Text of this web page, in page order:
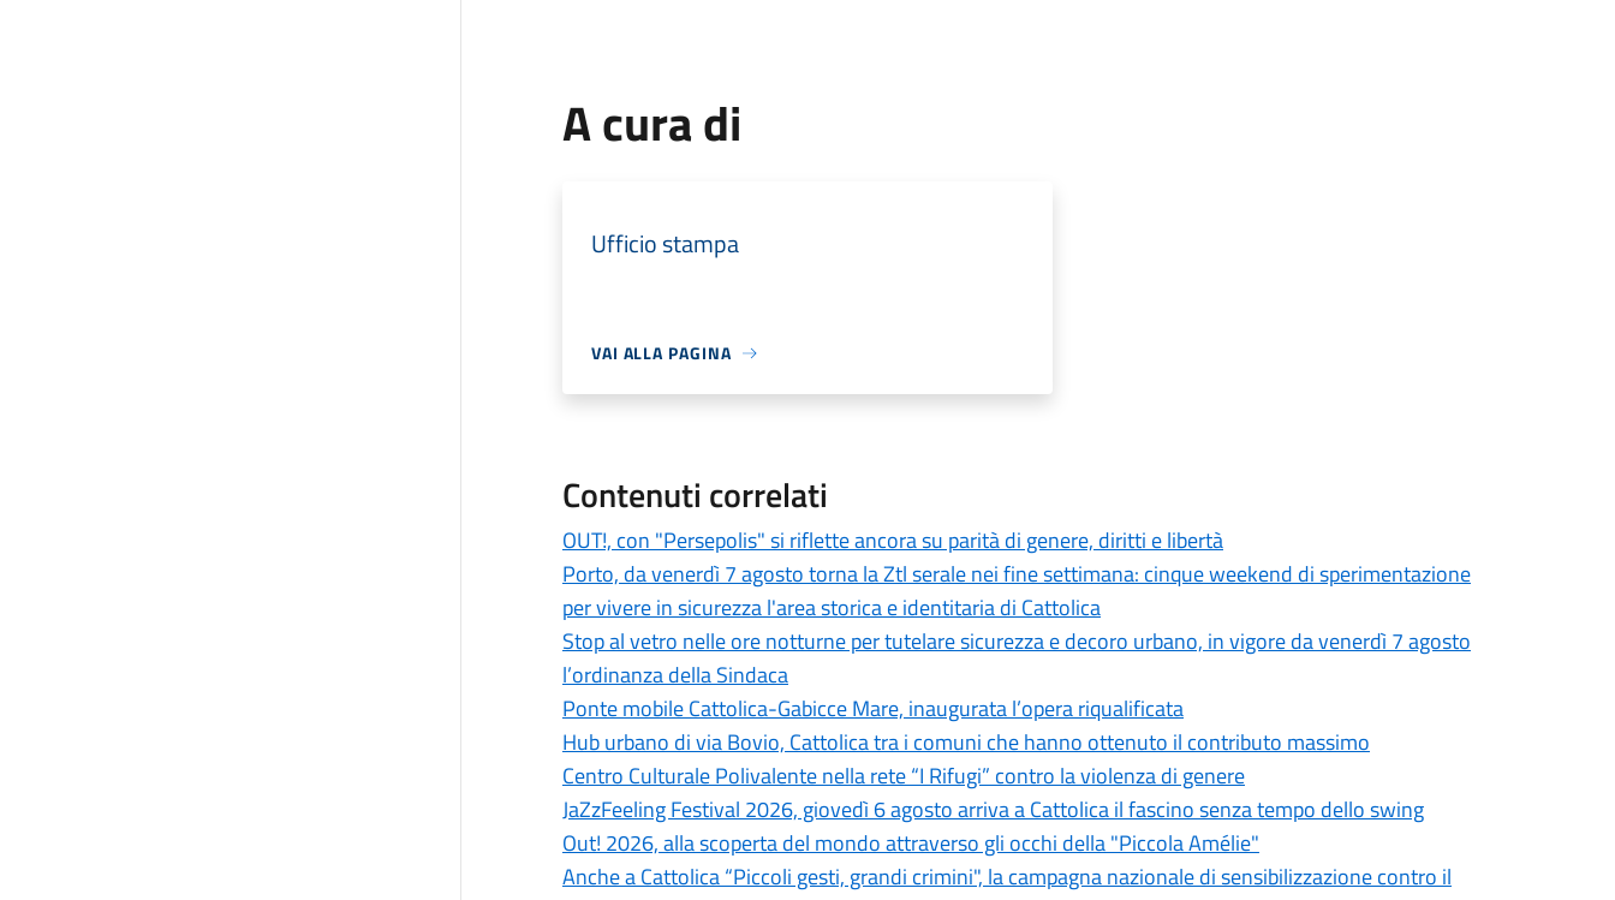
A cura di
Ufficio stampa
VAI ALLA PAGINA
Contenuti correlati
OUT!, con "Persepolis" si riflette ancora su parità di genere, diritti e libertà
Porto, da venerdì 7 agosto torna la Ztl serale nei fine settimana: cinque weekend di sperimentazione
per vivere in sicurezza l'area storica e identitaria di Cattolica
Stop al vetro nelle ore notturne per tutelare sicurezza e decoro urbano, in vigore da venerdì 7 agosto
l’ordinanza della Sindaca
Ponte mobile Cattolica-Gabicce Mare, inaugurata l’opera riqualificata
Hub urbano di via Bovio, Cattolica tra i comuni che hanno ottenuto il contributo massimo
Centro Culturale Polivalente nella rete “I Rifugi” contro la violenza di genere
JaZzFeeling Festival 2026, giovedì 6 agosto arriva a Cattolica il fascino senza tempo dello swing
Out! 2026, alla scoperta del mondo attraverso gli occhi della "Piccola Amélie"
Anche a Cattolica “Piccoli gesti, grandi crimini", la campagna nazionale di sensibilizzazione contro il